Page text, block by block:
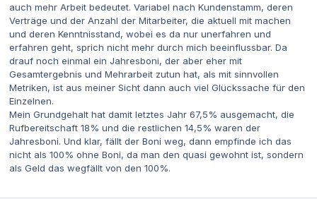
auch mehr Arbeit bedeutet. Variabel nach Kundenstamm, deren
Verträge und der Anzahl der Mitarbeiter, die aktuell mit machen
und deren Kenntnisstand, wobei es da nur unerfahren und
erfahren geht, sprich nicht mehr durch mich beeinflussbar. Da
drauf noch einmal ein Jahresboni, der aber eher mit
Gesamtergebnis und Mehrarbeit zutun hat, als mit sinnvollen
Metriken, ist aus meiner Sicht dann auch viel Glückssache für den
Einzelnen.
Mein Grundgehalt hat damit letztes Jahr 67,5% ausgemacht, die
Rufbereitschaft 18% und die restlichen 14,5% waren der
Jahresboni. Und klar, fällt der Boni weg, dann empfinde ich das
nicht als 100% ohne Boni, da man den quasi gewohnt ist, sondern
als Geld das wegfällt von den 100%.